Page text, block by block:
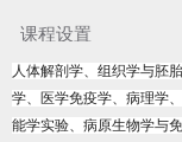
课程设置
人体解剖学、组织学与胚
学、医学免疫学、病理学
能学实验、病原生物学与